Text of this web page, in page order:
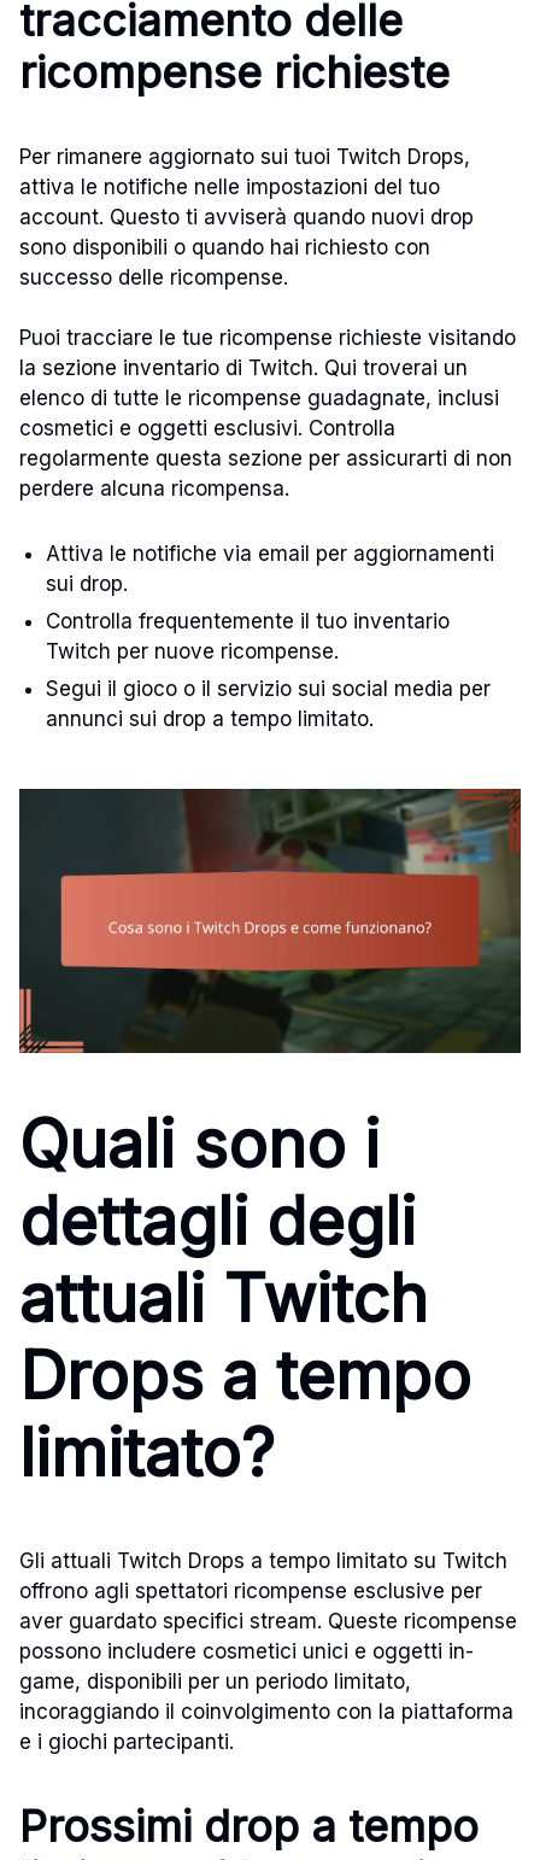
tracciamento delle
ricompense richieste
Per rimanere aggiornato sui tuoi Twitch Drops,
attiva le notifiche nelle impostazioni del tuo
account. Questo ti avviserà quando nuovi drop
sono disponibili o quando hai richiesto con
successo delle ricompense.
Puoi tracciare le tue ricompense richieste visitando
la sezione inventario di Twitch. Qui troverai un
elenco di tutte le ricompense guadagnate, inclusi
cosmetici e oggetti esclusivi. Controlla
regolarmente questa sezione per assicurarti di non
perdere alcuna ricompensa.
Attiva le notifiche via email per aggiornamenti
sui drop.
Controlla frequentemente il tuo inventario
Twitch per nuove ricompense.
Segui il gioco o il servizio sui social media per
annunci sui drop a tempo limitato.
Quali sono i
dettagli degli
attuali Twitch
Drops a tempo
limitato?
Gli attuali Twitch Drops a tempo limitato su Twitch
offrono agli spettatori ricompense esclusive per
aver guardato specifici stream. Queste ricompense
possono includere cosmetici unici e oggetti in-
game, disponibili per un periodo limitato,
incoraggiando il coinvolgimento con la piattaforma
e i giochi partecipanti.
Prossimi drop a tempo